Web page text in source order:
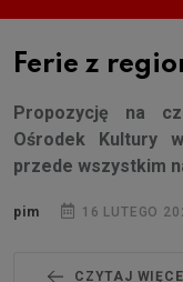
Ferie z
Propozycję na
Ośrodek Kultury
przede wszystkim
pim 16 LUTEGO
CZYTAJ